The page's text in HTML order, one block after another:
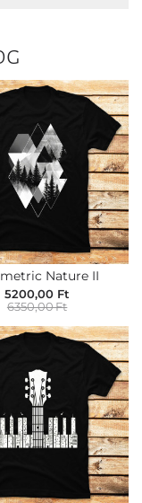
Nature II
5200,00 Ft
6350,00 Ft